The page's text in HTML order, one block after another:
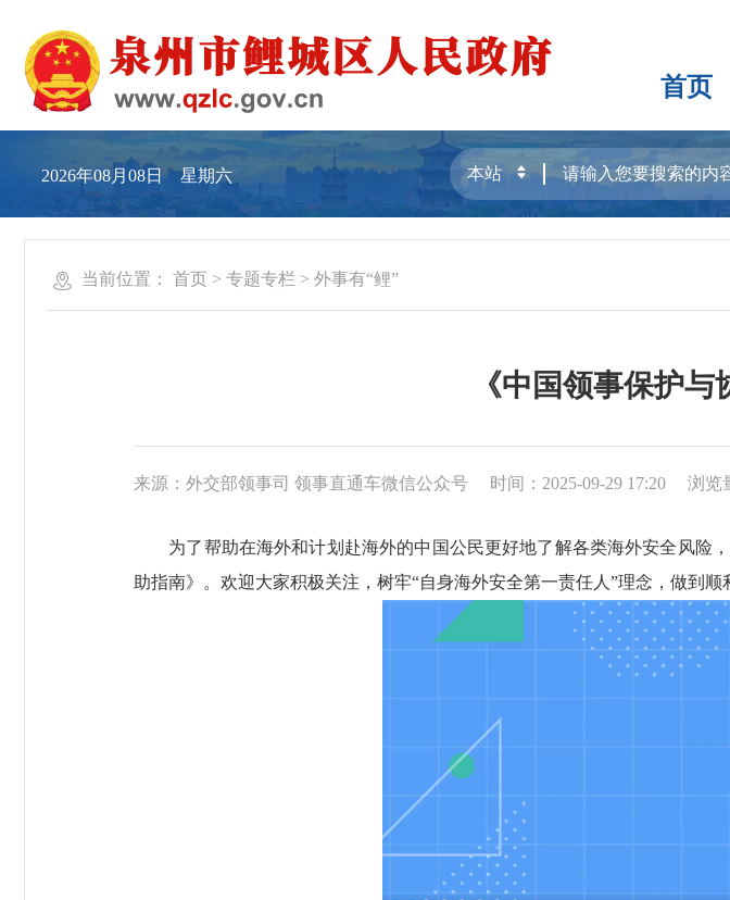
首页
2026年08月08日 星期六
当前位置： 首页 > 专题专栏 > 外事有“鲤”
《中国领事保护
来源：外交部领事司 领事直通车微信公众号 时间：2025-09-29 17:20 浏览
为了帮助在海外和计划赴海外的中国公民更好地了解各类海外安全风险
助指南》。欢迎大家积极关注，树牢“自身海外安全第一责任人”理念，做到顺